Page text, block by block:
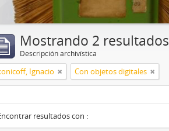
Mostrando 2 resultados
Descripción archivística
Ignacio Con objetos digitales
resultados con :